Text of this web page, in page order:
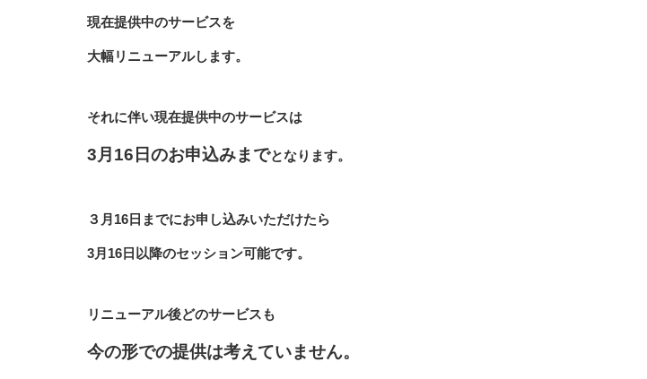
現在提供中のサービスを
大幅リニューアルします。
それに伴い現在提供中のサービスは
3月16日のお申込みまでとなります。
３月16日までにお申し込みいただけたら
3月16日以降のセッション可能です。
リニューアル後どのサービスも
今の形での提供は考えていません。